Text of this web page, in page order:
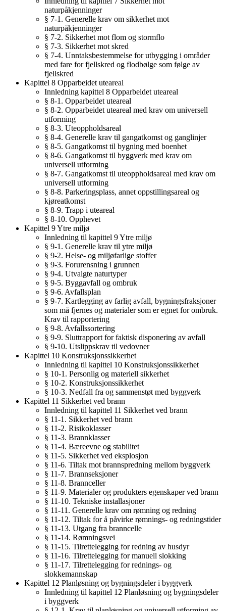
naturpåkjenninger
§ 7-1. Generelle krav om sikkerhet mot
naturpåkjenninger
§ 7-2. Sikkerhet mot flom og stormflo
§ 7-3. Sikkerhet mot skred
§ 7-4. Unntaksbestemmelse for utbygging i områder
med fare for fjellskred og flodbølge som følge av
fjellskred
Kapittel 8 Opparbeidet uteareal
Innledning kapittel 8 Opparbeidet uteareal
§ 8-1. Opparbeidet uteareal
§ 8-2. Opparbeidet uteareal med krav om universell
utforming
§ 8-3. Uteoppholdsareal
§ 8-4. Generelle krav til gangatkomst og ganglinjer
§ 8-5. Gangatkomst til bygning med boenhet
§ 8-6. Gangatkomst til byggverk med krav om
universell utforming
§ 8-7. Gangatkomst til uteoppholdsareal med krav om
universell utforming
§ 8-8. Parkeringsplass, annet oppstillingsareal og
kjøreatkomst
§ 8-9. Trapp i uteareal
§ 8-10. Opphevet
Kapittel 9 Ytre miljø
Innledning til kapittel 9 Ytre miljø
§ 9-1. Generelle krav til ytre miljø
§ 9-2. Helse- og miljøfarlige stoffer
§ 9-3. Forurensning i grunnen
§ 9-4. Utvalgte naturtyper
§ 9-5. Byggavfall og ombruk
§ 9-6. Avfallsplan
§ 9-7. Kartlegging av farlig avfall, bygningsfraksjoner
som må fjernes og materialer som er egnet for ombruk.
Krav til rapportering
§ 9-8. Avfallssortering
§ 9-9. Sluttrapport for faktisk disponering av avfall
§ 9-10. Utslippskrav til vedovner
Kapittel 10 Konstruksjonssikkerhet
Innledning til kapittel 10 Konstruksjonssikkerhet
§ 10-1. Personlig og materiell sikkerhet
§ 10-2. Konstruksjonssikkerhet
§ 10-3. Nedfall fra og sammenstøt med byggverk
Kapittel 11 Sikkerhet ved brann
Innledning til kapittel 11 Sikkerhet ved brann
§ 11-1. Sikkerhet ved brann
§ 11-2. Risikoklasser
§ 11-3. Brannklasser
§ 11-4. Bæreevne og stabilitet
§ 11-5. Sikkerhet ved eksplosjon
§ 11-6. Tiltak mot brannspredning mellom byggverk
§ 11-7. Brannseksjoner
§ 11-8. Brannceller
§ 11-9. Materialer og produkters egenskaper ved brann
§ 11-10. Tekniske installasjoner
§ 11-11. Generelle krav om rømning og redning
§ 11-12. Tiltak for å påvirke rømnings- og redningstider
§ 11-13. Utgang fra branncelle
§ 11-14. Rømningsvei
§ 11-15. Tilrettelegging for redning av husdyr
§ 11-16. Tilrettelegging for manuell slokking
§ 11-17. Tilrettelegging for rednings- og
slokkemannskap
Kapittel 12 Planløsning og bygningsdeler i byggverk
Innledning til kapittel 12 Planløsning og bygningsdeler
i byggverk